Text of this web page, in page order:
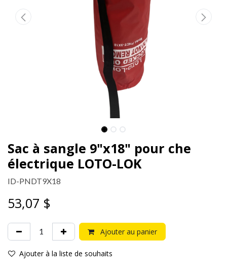
Sac à sangle 9"x18" pour fiche
électrique LOTO-LOK
ID-PNDT9X18
53,07 $
Ajouter au panier
Ajouter à la liste de souhaits